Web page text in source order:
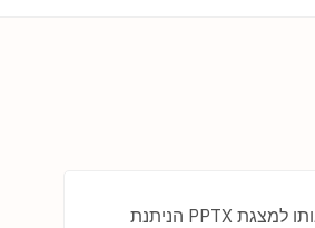
העלה את קובץ ה-PDF שלך באמצעות בורר הקבצים שלמעלה, והממיר שלנו יהפוך אותו למצגת PPTX הניתנת